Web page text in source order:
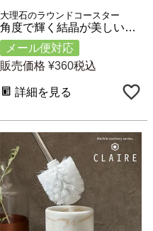
大理石のラウンドコースター
角度で輝く結晶が美しい大理石ラウンドコースター 1枚売り 約直径10×H1cm [66580-1pc]
メール便対応
販売価格 ¥360税込
詳細を見る